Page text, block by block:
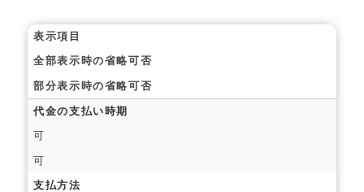
表示項目
全部表示時の省略可否
部分表示時の省略可否
代金の支払い時期
可
可
支払方法